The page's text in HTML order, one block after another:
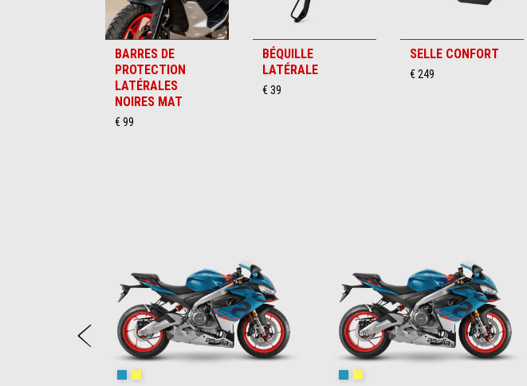
BARRES DE
PROTECTION
LATÉRALES
NOIRES MAT
€ 99
BÉQUILLE
LATÉRALE
€ 39
SELLE CONFORT
€ 249
Précédent